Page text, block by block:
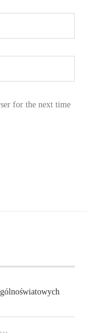
for the next time